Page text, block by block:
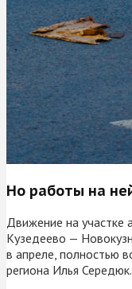
Но работы на
Движение на
Кузедеево —
в апреле, полностью
региона Илья Середюк.